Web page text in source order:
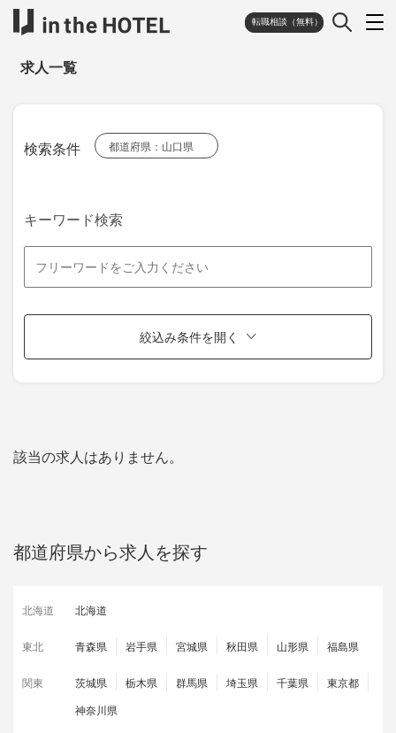
転職相談（無料）
求人一覧
検索条件 都道府県：山口県
キーワード検索
絞込み条件を開く
該当の求人はありません。
都道府県から求人を探す
北海道 北海道
東北 青森県 岩手県 宮城県 秋田県 山形県 福島県
関東 茨城県 栃木県 群馬県 埼玉県 千葉県
東京都
神奈川県